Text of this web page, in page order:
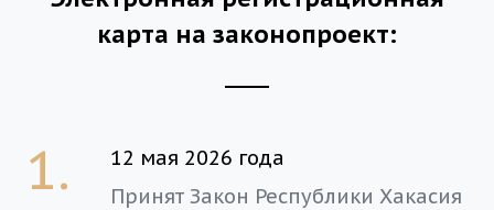
карта на законопроект:
1.
12 мая 2026 года
Принят Закон Республики Хакасия